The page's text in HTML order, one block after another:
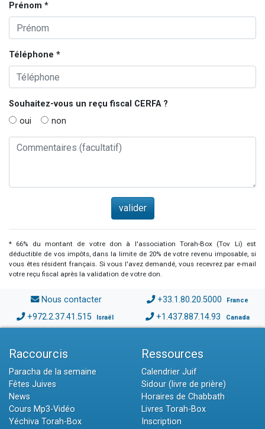
Prénom *
Téléphone *
Souhaitez-vous un reçu fiscal CERFA?
oui
non
* 66% du montant de votre don à l'association Torah-Box (Tov Li) est
déductible de vos impôts, dans la limite de 20% de votre revenu imposable, si
vous êtes résident français. Si vous l'avez demandé, vous recevrez par e-mail
votre reçu fiscal après la validation de votre don.
Nous contacter +33.1.80.20.5000 France
+972.2.37.41.515 Israël +1.437.887.14.93 Canada
Raccourcis
Paracha de la semaine
Fêtes Juives
News
Cours Mp3-Vidéo
Yéchiva Torah-Box
Ressources
Calendrier Juif
Sidour (livre de prière)
Horaires de Chabbath
Livres Torah-Box
Inscription